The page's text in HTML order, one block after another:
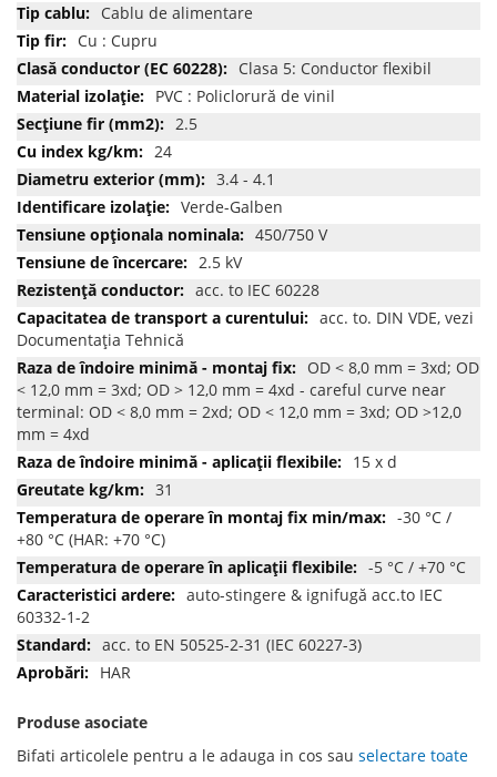
Cablu de alimentare
Cu : Cupru
Clasa 5: Conductor flexibil
PVC : Policlorură de vinil
2.5
24
3.4 - 4.1
Verde-Galben
450/750 V
2.5 kV
acc. to IEC 60228
acc. to. DIN VDE, vezi
Documentația Tehnică
OD < 8,0 mm = 3xd; OD
< 12,0 mm = 3xd; OD > 12,0 mm = 4xd - careful curve near
terminal: OD < 8,0 mm = 2xd; OD < 12,0 mm = 3xd; OD >12,0
mm = 4xd
15 x d
31
-30 °C /
+80 °C (HAR: +70 °C)
-5 °C / +70 °C
auto-stingere & ignifugă acc.to IEC
60332-1-2
acc. to EN 50525-2-31 (IEC 60227-3)
HAR
Produse asociate
Bifati articolele pentru a le adauga in cos sau selectare toate